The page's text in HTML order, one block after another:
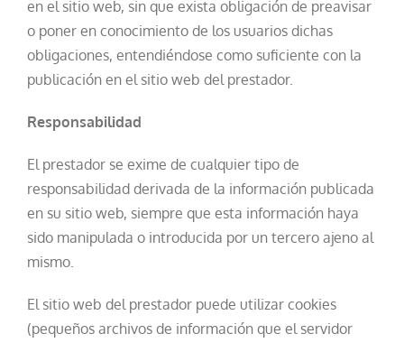
en el sitio web, sin que exista obligación de preavisar
o poner en conocimiento de los usuarios dichas
obligaciones, entendiéndose como suficiente con la
publicación en el sitio web del prestador.
Responsabilidad
El prestador se exime de cualquier tipo de
responsabilidad derivada de la información publicada
en su sitio web, siempre que esta información haya
sido manipulada o introducida por un tercero ajeno al
mismo.
El sitio web del prestador puede utilizar cookies
(pequeños archivos de información que el servidor